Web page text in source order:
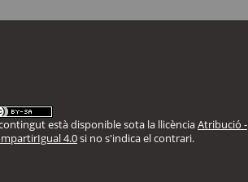
està disponible sota la llicènciaAtribució -
4.0si no s'indica el contrari.